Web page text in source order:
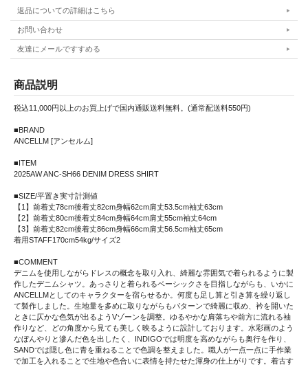
返品についての詳細はこちら
お問い合わせ
友達にメールですすめる
商品説明
税込11,000円以上のお買上げで国内通販送料無料。(通常配送料550円)
■BRAND
ANCELLM [アンセルム]
■ITEM
2025AW ANC-SH66 DENIM DRESS SHIRT
■SIZE/平置き実寸計測値
【1】前着丈78cm後着丈82cm身幅62cm肩丈53.5cm袖丈63cm
【2】前着丈80cm後着丈84cm身幅64cm肩丈55cm袖丈64cm
【3】前着丈82cm後着丈86cm身幅66cm肩丈56.5cm袖丈65cm
着用STAFF170cm54kg/サイズ2
■COMMENT
デニムを使用しながらドレスの概念を取り入れ、綺麗な雰囲気で着られるように製
作したデニムシャツ。あっさりと着られるベーシックさを目指しながらも、いかに
ANCELLMとしてのキャラクターを宿らせるか。何度も足し算と引き算を繰り返し
て製作しました。生地量を多めに取りながらもパターンで綺麗に収め、衿を開いた
ときに仄かな色気が出るようVゾーンを調整。ゆるやかな肩落ちや前方に流れる袖
作りなど、どの角度から見ても美しく映るように設計しております。水彩画のよう
なぼんやりと滲んだ色を出したく、INDIGOでは明度を高めながらも奥行を作り、
SANDでは隠し色に青を重ねることで色調を整えました。職人が一点一点に手作業
で加工を入れることで生地や色合いに表情を持たせた渾身の仕上がりです。着古す